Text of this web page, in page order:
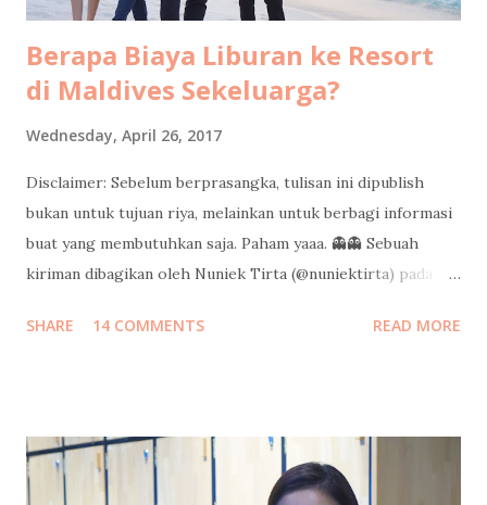
Berapa Biaya Liburan ke Resort
di Maldives Sekeluarga?
Wednesday, April 26, 2017
Disclaimer: Sebelum berprasangka, tulisan ini dipublish
bukan untuk tujuan riya, melainkan untuk berbagi informasi
buat yang membutuhkan saja. Paham yaaa. 👻👻 Sebuah
kiriman dibagikan oleh Nuniek Tirta (@nuniektirta) pada
yang cukup sering saya dapatkan dari teman-teman sejak
gambaran buat teman-teman untuk mempersiapkan budget
liburan keluarga ke resort di Maldives. Silakan dishare ke
SHARE 14 COMMENTS READ MORE